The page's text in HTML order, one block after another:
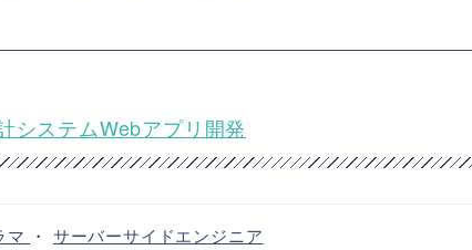
システムWebアプリ開発
マ ・ サーバーサイドエンジニア